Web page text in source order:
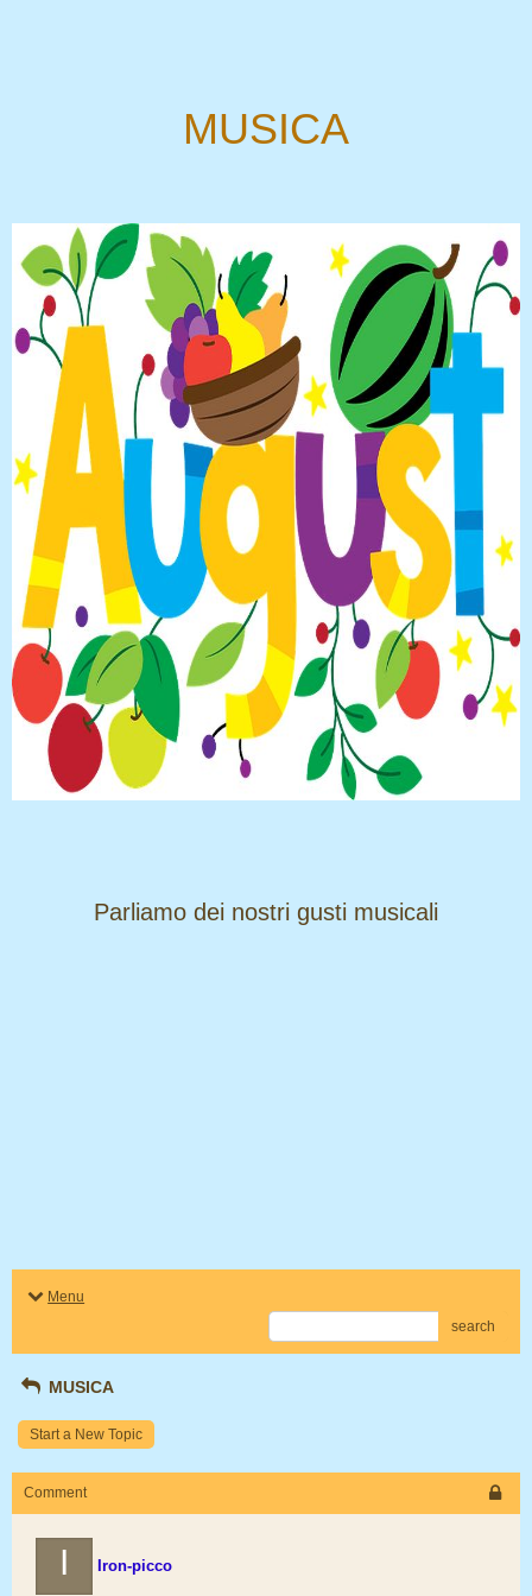
MUSICA
​​​​​​​Parliamo dei nostri gusti musicali
Menu
search
MUSICA
Start a New Topic
Comment
I Iron-picco